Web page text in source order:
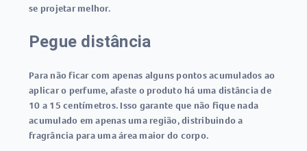
se projetar melhor.
Pegue distância
Para não ficar com apenas alguns pontos acumulados ao
aplicar o perfume, afaste o produto há uma distância de
10 a 15 centímetros. Isso garante que não fique nada
acumulado em apenas uma região, distribuindo a
fragrância para uma área maior do corpo.